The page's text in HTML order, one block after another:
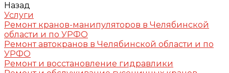
Назад
Услуги
Ремонт кранов-манипуляторов в Челябинской
области и по УРФО
Ремонт автокранов в Челябинской области и по
УРФО
Ремонт и восстановление гидравлики